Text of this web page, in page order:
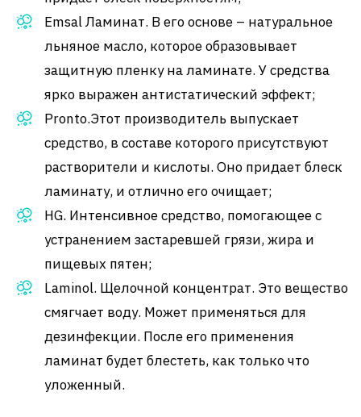
Emsal Ламинат. В его основе – натуральное
льняное масло, которое образовывает
защитную пленку на ламинате. У средства
ярко выражен антистатический эффект;
Pronto.Этот производитель выпускает
средство, в составе которого присутствуют
растворители и кислоты. Оно придает блеск
ламинату, и отлично его очищает;
HG. Интенсивное средство, помогающее с
устранением застаревшей грязи, жира и
пищевых пятен;
Laminol. Щелочной концентрат. Это вещество
смягчает воду. Может применяться для
дезинфекции. После его применения
ламинат будет блестеть, как только что
уложенный.